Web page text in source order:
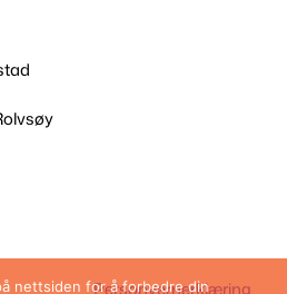
Personvernerklæring
nettsiden for å forbedre din